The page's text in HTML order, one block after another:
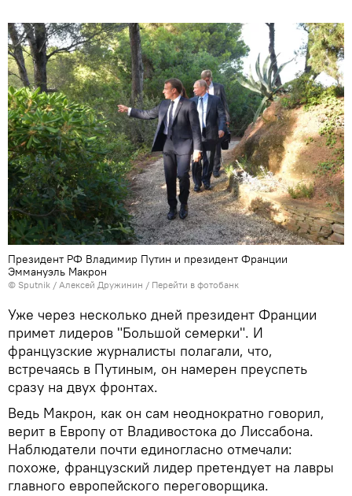
Президент РФ Владимир Путин и президент Франции
Эммануэль Макрон
© Sputnik / Алексей Дружинин / Перейти в фотобанк
Уже через несколько дней президент Франции
примет лидеров "Большой семерки". И
французские журналисты полагали, что,
встречаясь в Путиным, он намерен преуспеть
сразу на двух фронтах.
Ведь Макрон, как он сам неоднократно говорил,
верит в Европу от Владивостока до Лиссабона.
Наблюдатели почти единогласно отмечали:
похоже, французский лидер претендует на лавры
главного европейского переговорщика.